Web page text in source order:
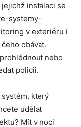
instalaci se
systemy-
v exteriéru i
obávat.
nebo
policii.
který
udělat
Mít v noci